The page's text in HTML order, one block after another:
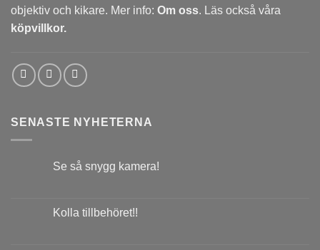
objektiv och kikare. Mer info: Om oss. Läs också våra
köpvillkor.
SENASTE NYHETERNA
Se så snygg kamera!
Kolla tillbehöret!!